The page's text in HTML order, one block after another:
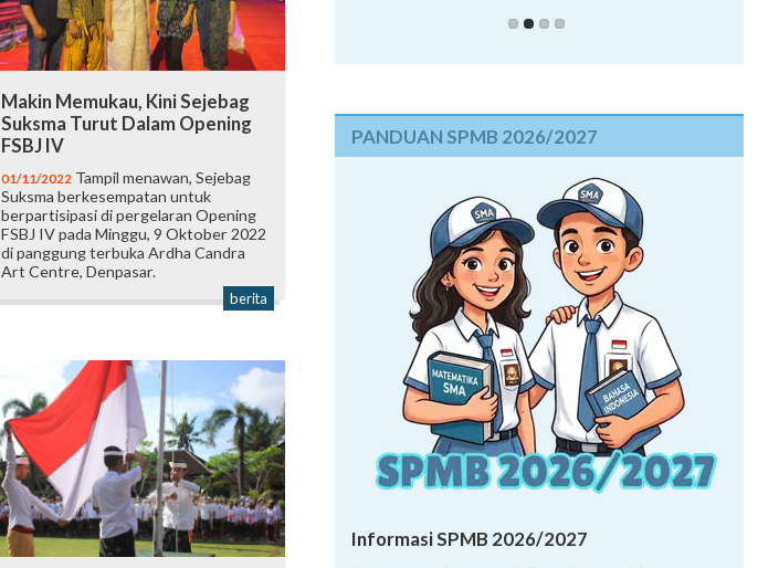
Makin Memukau, Kini Sejebag
Suksma Turut Dalam Opening
FSBJ IV
01/11/2022 Tampil menawan, Sejebag
Suksma berkesempatan untuk
berpartisipasi di pergelaran Opening
FSBJ IV pada Minggu, 9 Oktober 2022
di panggung terbuka Ardha Candra
Art Centre, Denpasar.
berita
PANDUAN SPMB 2026/2027
Informasi SPMB 2026/2027